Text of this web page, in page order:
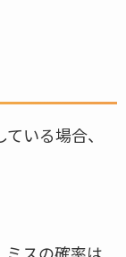
いる場合、